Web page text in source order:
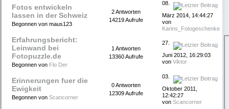
Fotos entwickeln
lassen in der Schweiz
Begonnen von maus123
2 Antworten
14219 Aufrufe
08.
März 2014, 14:44:27
von
Karins_Fotogeschenke
Erfahrungsbericht:
Leinwand bei
Fotopuzzle.de
Begonnen von Flo Der
1 Antworten
13360 Aufrufe
27.
Juni 2012, 16:29:03
von Viktor
Erinnerungen fuer die
Ewigkeit
Begonnen von Scancorner
0 Antworten
12309 Aufrufe
03.
Oktober 2011,
12:42:27
von Scancorner